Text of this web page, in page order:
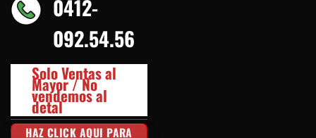
0412-
092.54.56
Solo Ventas al
Mayor / No
vendemos al
detal
HAZ CLICK AQUI PARA